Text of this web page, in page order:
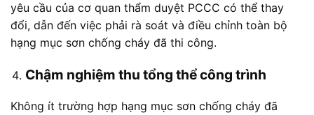
yêu cầu của cơ quan thẩm duyệt PCCC có thể thay
đổi, dẫn đến việc phải rà soát và điều chỉnh toàn bộ
hạng mục sơn chống cháy đã thi công.
Chậm nghiệm thu tổng thể công trình
Không ít trường hợp hạng mục sơn chống cháy đã